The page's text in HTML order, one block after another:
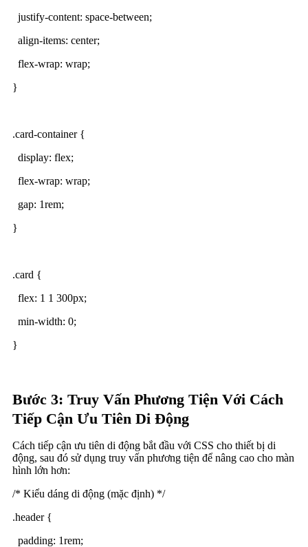
justify-content: space-between;
align-items: center;
flex-wrap: wrap;
}
.card-container {
display: flex;
flex-wrap: wrap;
gap: 1rem;
}
.card {
flex: 1 1 300px;
min-width: 0;
}
Bước 3: Truy Vấn Phương Tiện Với Cách
Tiếp Cận Ưu Tiên Di Động
Cách tiếp cận ưu tiên di động bắt đầu với CSS cho thiết bị di
động, sau đó sử dụng truy vấn phương tiện để nâng cao cho màn
hình lớn hơn:
/* Kiểu dáng di động (mặc định) */
.header {
padding: 1rem;